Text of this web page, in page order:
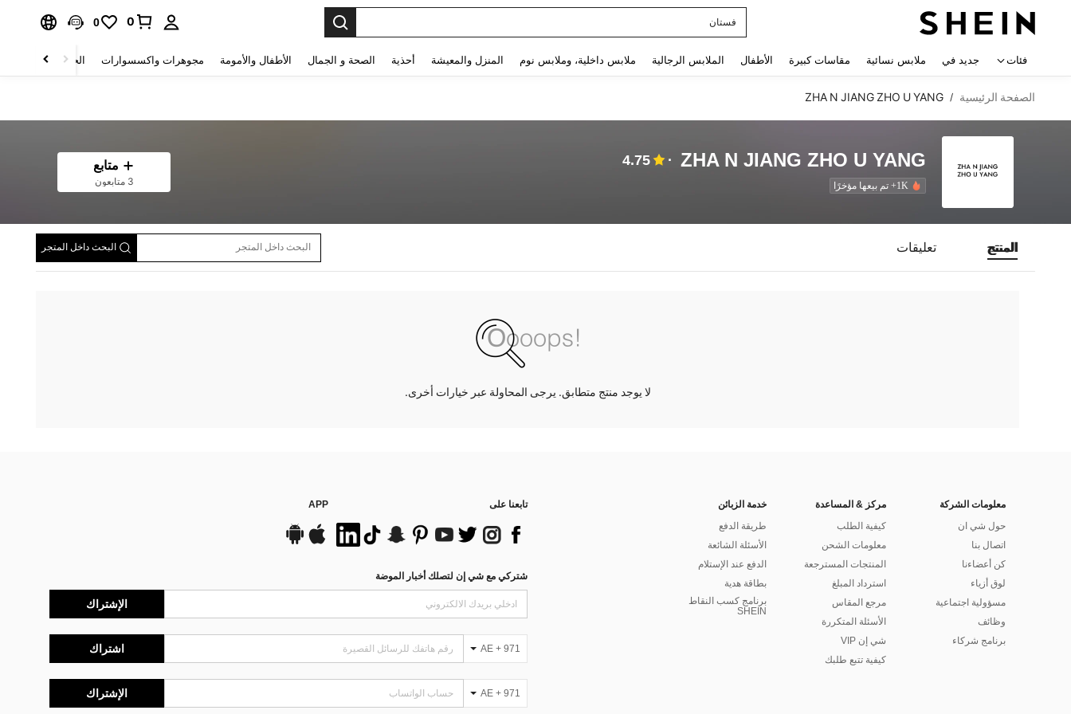
فستان
0
0
فئات جديد في ملابس نسائية مقاسات كبيرة الأطفال الملابس الرجالية ملابس داخلية، وملابس نوم المنزل والمعيشة أحذية الصحة و الجمال الأطفال والأمومة مجوهرات واكسسوارات الحقائب والأمتعة
الصفحة الرئيسية /
ZHA N JIANG ZHO U YANG
ZHA N JIANG ZHO U YANG
4.75
1K+ تم بيعها مؤخرًا
متابع
3 متابعون
المنتج تعليقات البحث داخل المتجر
لا يوجد منتج متطابق. يرجى المحاولة عبر خيارات أخرى.
معلومات الشركة
حول شي ان
اتصال بنا
كن أعضاءنا
لوق أزياء
مسؤولية اجتماعية
وظائف
برنامج شركاء
مركز & المساعدة
كيفية الطلب
معلومات الشحن
المنتجات المسترجعة
استرداد المبلغ
مرجع المقاس
الأسئلة المتكررة
شي إن VIP
كيفية تتبع طلبك
خدمة الزبائن
طريقة الدفع
الأسئلة الشائعة
الدفع عند الإستلام
بطاقة هدية
برنامج كسب النقاط
SHEIN
تابعنا على APP
شتركي مع شي إن لتصلك أخبار الموضة
الإشتراك
AE + 971 اشتراك
AE + 971 الإشتراك